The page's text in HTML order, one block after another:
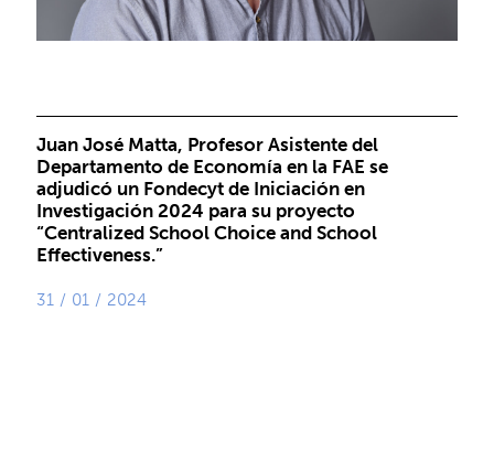
Juan José Matta, Profesor Asistente del
Departamento de Economía en la FAE se
adjudicó un Fondecyt de Iniciación en
Investigación 2024 para su proyecto
“Centralized School Choice and School
Effectiveness.”
31 / 01 / 2024